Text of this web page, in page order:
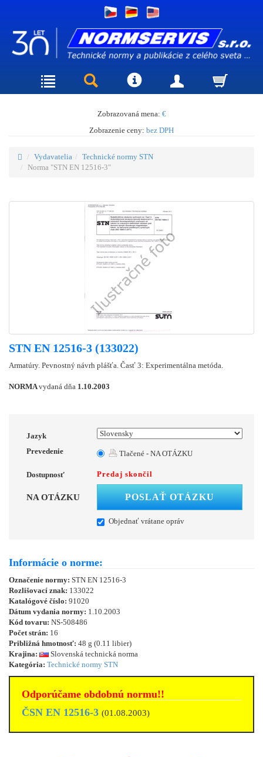
Zobrazovaná mena: €
Zobrazenie ceny: bez DPH
Vydavatelia
Technické normy STN
Norma "STN EN 12516-3"
STN EN 12516-3 (133022)
Armatúry. Pevnostný návrh plášťa. Časť 3: Experimentálna metóda.
NORMAvydaná dňa 1.10.2003
Jazyk
Prevedenie
Tlačené - NA OTÁZKU
Dostupnosť Predaj skončil
NA OTÁZKU POSLAŤ OTÁZKU
Objednať vrátane opráv
Informácie o norme:
Označenie normy: STN EN 12516-3
Rozlišovací znak: 133022
Katalógové číslo: 91020
Dátum vydania normy: 1.10.2003
Kód tovaru: NS-508486
Počet strán: 16
Približná hmotnosť: 48 g (0.11 libier)
Krajina:
Slovenská technická norma
Kategória: Technické normy STN
Odporúčame obdobnú normu!!
ČSN EN 12516-3 (01.08.2003)